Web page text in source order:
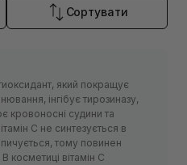
Сортувати
який покращує
інгібує тирозиназу,
кровоносні судини та
С не синтезується в
тому повинен
косметиці вітамін С